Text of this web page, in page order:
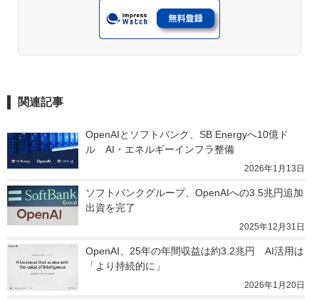
関連記事
OpenAIとソフトバンク、SB Energyへ10億ド
ル　AI・エネルギーインフラ整備
2026年1月13日
ソフトバンクグループ、OpenAIへの3.5兆円追加
出資を完了
2025年12月31日
OpenAI、25年の年間収益は約3.2兆円　AI活用は
「より持続的に」
2026年1月20日